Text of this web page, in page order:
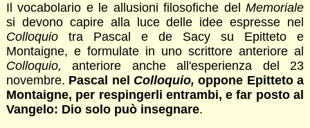
Il vocabolario e le allusioni filosofiche delMemoriale
si devono capire alla luce delle idee espresse nel
Colloquiotra Pascal e de Sacy su Epitteto e
Montaigne, e formulate in uno scrittore anteriore al
Colloquio, anteriore anche all'esperienza del 23
novembre. Pascal nel Colloquio, oppone Epitteto a
Montaigne, per respingerli entrambi, e far posto al
Vangelo: Dio solo può insegnare.